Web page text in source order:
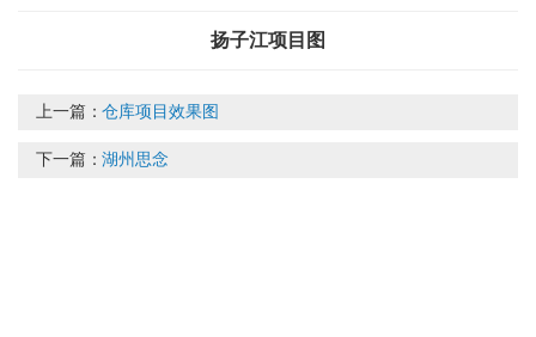
扬子江项目图
上一篇：仓库项目效果图
下一篇：湖州思念